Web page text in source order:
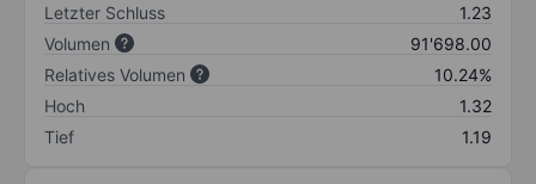
Letzter Schluss
1.23
Volumen
91'698.00
Relatives Volumen
10.24%
Hoch
1.32
Tief
1.19